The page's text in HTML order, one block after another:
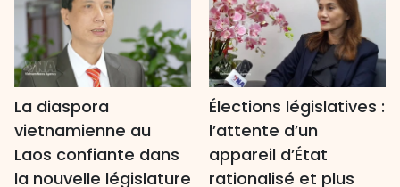
La diaspora
vietnamienne au
Laos confiante dans
la nouvelle législature
Élections législatives :
l’attente d’un
appareil d’État
rationalisé et plus